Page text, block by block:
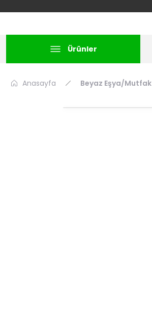
Ürünler
Anasayfa Beyaz Eşya/Mutfak